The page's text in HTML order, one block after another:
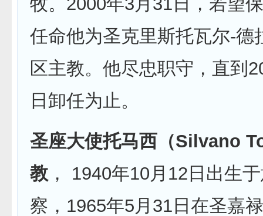
任命他为圣克里斯托瓦尔-德
区主教。他尽忠职守，直到
日卸任为止。
圣座大使托马西（Silvano
教 ， 1940年10月12日出生
察，1965年5月31日在圣嘉